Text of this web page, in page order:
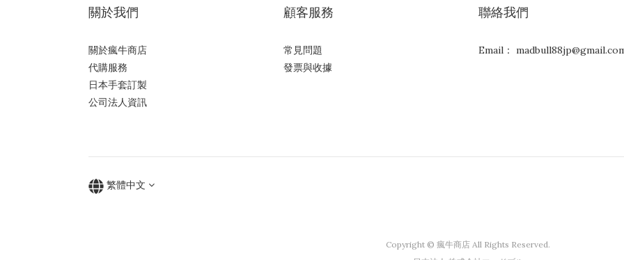
關於我們
關於瘋牛商店
代購服務
日本手套訂製
公司法人資訊
顧客服務
常見問題
發票與收據
聯絡我們
Email：
繁體中文
Copyright © 瘋牛商店 All Rights Reserved.